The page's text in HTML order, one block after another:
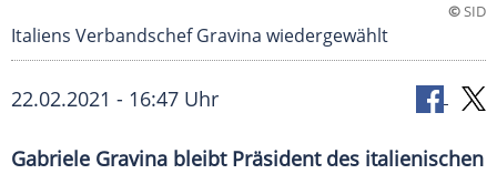
©SID
Italiens Verbandschef Gravina wiedergewählt
22.02.2021 - 16:47 Uhr
Gabriele Gravina bleibt Präsident des italienischen